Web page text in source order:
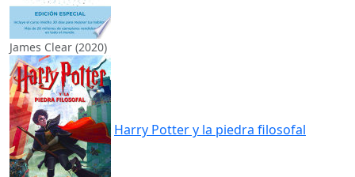
James Clear (2020)
Harry Potter y la piedra filosofal